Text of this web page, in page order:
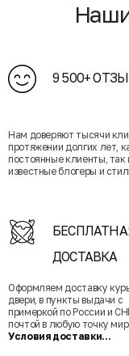
9 500+
Нам доверяют тысячи
протяжении долгих лет,
постоянные клиенты, так
известные блогеры и
ДОСТАВКА
Оформляем доставку
двери, в пункты выдачи с
примеркой по России и
почтой в любую точку
Условия доставки...